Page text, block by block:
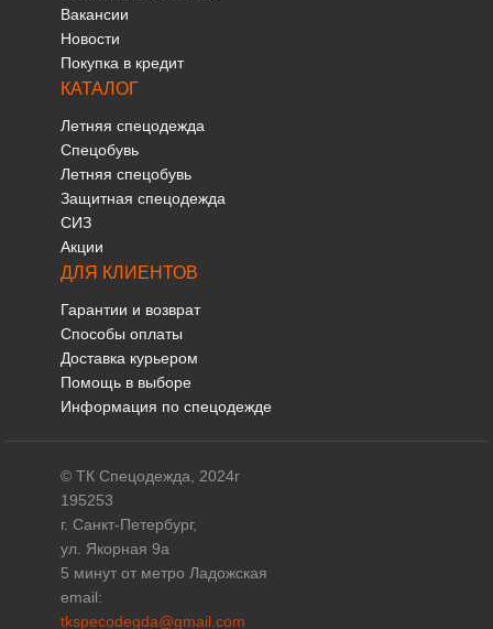
Вакансии
Новости
Покупка в кредит
КАТАЛОГ
Летняя спецодежда
Спецобувь
Летняя спецобувь
Защитная спецодежда
СИЗ
Акции
ДЛЯ КЛИЕНТОВ
Гарантии и возврат
Способы оплаты
Доставка курьером
Помощь в выборе
Информация по спецодежде
© ТК Спецодежда, 2024г
195253
г. Санкт-Петербург,
ул. Якорная 9а
5 минут от метро Ладожская
email:
tkspecodegda@gmail.com